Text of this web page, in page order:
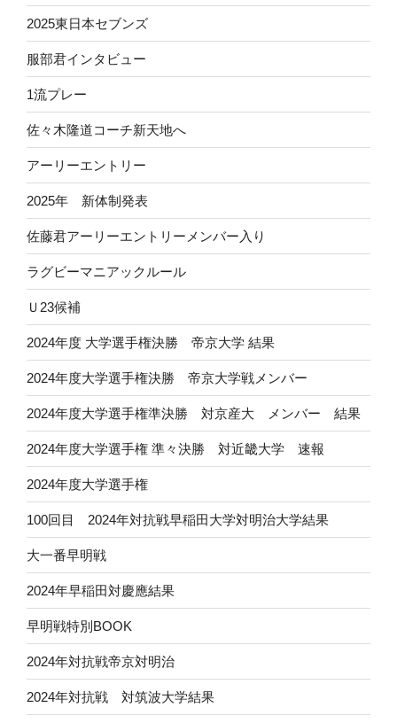
2025東日本セブンズ
服部君インタビュー
1流プレー
佐々木隆道コーチ新天地へ
アーリーエントリー
2025年 新体制発表
佐藤君アーリーエントリーメンバー入り
ラグビーマニアックルール
Ｕ23候補
2024年度 大学選手権決勝 帝京大学 結果
2024年度大学選手権決勝 帝京大学戦メンバー
2024年度大学選手権準決勝 対京産大 メンバー 結果
2024年度大学選手権 準々決勝 対近畿大学 速報
2024年度大学選手権
100回目 2024年対抗戦早稲田大学対明治大学結果
大一番早明戦
2024年早稲田対慶應結果
早明戦特別BOOK
2024年対抗戦帝京対明治
2024年対抗戦 対筑波大学結果